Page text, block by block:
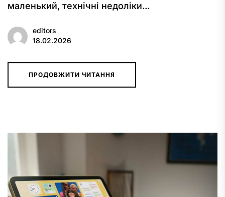
маленький, технічні недоліки...
editors
18.02.2026
ПРОДОВЖИТИ ЧИТАННЯ